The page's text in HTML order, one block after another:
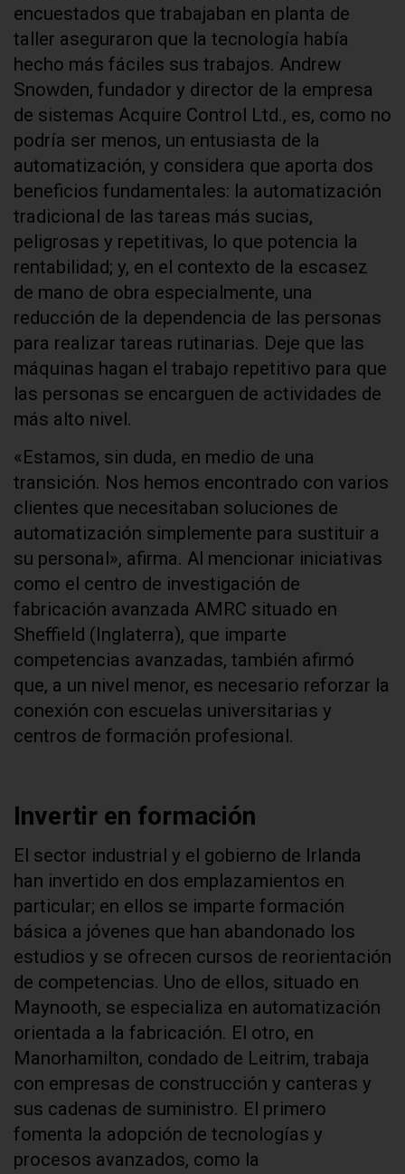
encuestados que trabajaban en planta de
taller aseguraron que la tecnología había
hecho más fáciles sus trabajos. Andrew
Snowden, fundador y director de la empresa
de sistemas Acquire Control Ltd., es, como no
podría ser menos, un entusiasta de la
automatización, y considera que aporta dos
beneficios fundamentales: la automatización
tradicional de las tareas más sucias,
peligrosas y repetitivas, lo que potencia la
rentabilidad; y, en el contexto de la escasez
de mano de obra especialmente, una
reducción de la dependencia de las personas
para realizar tareas rutinarias. Deje que las
máquinas hagan el trabajo repetitivo para que
las personas se encarguen de actividades de
más alto nivel.
«Estamos, sin duda, en medio de una
transición. Nos hemos encontrado con varios
clientes que necesitaban soluciones de
automatización simplemente para sustituir a
su personal», afirma. Al mencionar iniciativas
como el centro de investigación de
fabricación avanzada AMRC situado en
Sheffield (Inglaterra), que imparte
competencias avanzadas, también afirmó
que, a un nivel menor, es necesario reforzar la
conexión con escuelas universitarias y
centros de formación profesional.
Invertir en formación
El sector industrial y el gobierno de Irlanda
han invertido en dos emplazamientos en
particular; en ellos se imparte formación
básica a jóvenes que han abandonado los
estudios y se ofrecen cursos de reorientación
de competencias. Uno de ellos, situado en
Maynooth, se especializa en automatización
orientada a la fabricación. El otro, en
Manorhamilton, condado de Leitrim, trabaja
con empresas de construcción y canteras y
sus cadenas de suministro. El primero
fomenta la adopción de tecnologías y
procesos avanzados, como la